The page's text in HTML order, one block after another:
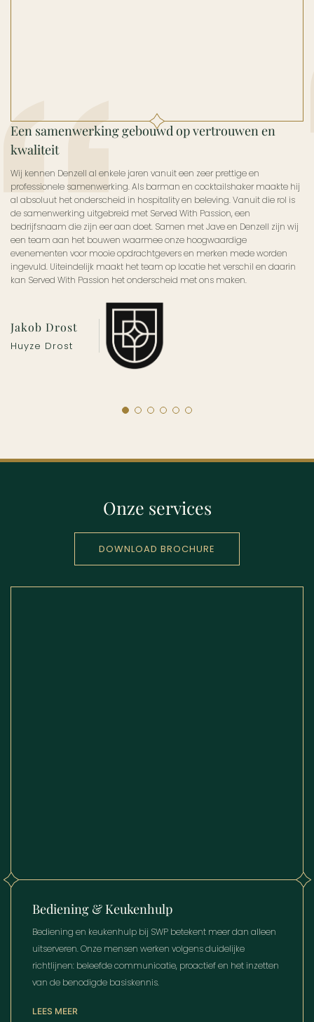
Een samenwerking gebouwd op vertrouwen en
kwaliteit
Wij kennen Denzell al enkele jaren vanuit een zeer prettige en
professionele samenwerking. Als barman en cocktailshaker maakte hij
al absoluut het onderscheid in hospitality en beleving. Vanuit die rol is
de samenwerking uitgebreid met Served With Passion, een
bedrijfsnaam die zijn eer aan doet. Samen met Jave en Denzell zijn wij
een team aan het bouwen waarmee onze hoogwaardige
evenementen voor mooie opdrachtgevers en merken mede worden
ingevuld. Uiteindelijk maakt het team op locatie het verschil en daarin
kan Served With Passion het onderscheid met ons maken.
Jakob Drost
Huyze Drost
Onze services
DOWNLOAD BROCHURE
Bediening & Keukenhulp
Bediening en keukenhulp bij SWP betekent meer dan alleen
uitserveren. Onze mensen werken volgens duidelijke
richtlijnen: beleefde communicatie, proactief en het inzetten
van de benodigde basiskennis.
LEES MEER